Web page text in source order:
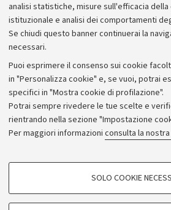
analisi statistiche, misure sull'efficacia della
istituzionale e analisi dei comportamenti
Se chiudi questo banner continuerai la
necessari.
Puoi esprimere il consenso sui cookie
in "Personalizza cookie" e, se vuoi, potrai
specifici in "Mostra cookie di profilazione".
Potrai sempre rivedere le tue scelte e
rientrando nella sezione "Impostazione
Per maggiori informazioni consulta la
COOKIE DI PROFILAZIONE -
SOLO COOKIE
Archivio
Comunicati
Redazione
Rassegna